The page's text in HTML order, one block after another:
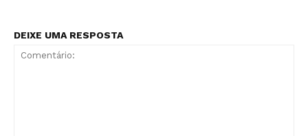
DEIXE UMA RESPOSTA